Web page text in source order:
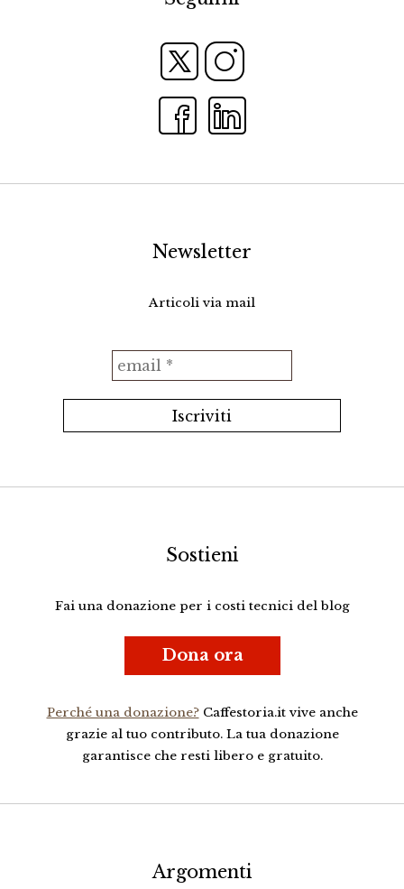
Newsletter
Articoli via mail
Sostieni
Fai una donazione per i costi tecnici del blog
Dona ora
Perché una donazione?Caffestoria.it vive anche
grazie al tuo contributo. La tua donazione
garantisce che resti libero e gratuito.
Argomenti